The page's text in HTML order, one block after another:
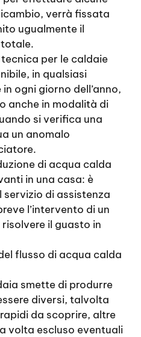
verrà fissata
ugualmente il
per le caldaie
in qualsiasi
ogni giorno dell’anno,
anche in modalità di
si verifica una
un anomalo
di acqua calda
in una casa: è
di assistenza
l’intervento di un
il guasto in
flusso di acqua calda
smette di produrre
diversi, talvolta
da scoprire, altre
volta escluso eventuali